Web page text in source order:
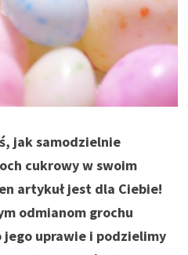
jak samodzielnie
cukrowy w swoim
artykuł jest dla Ciebie!
odmianom grochu
uprawie i podzielimy